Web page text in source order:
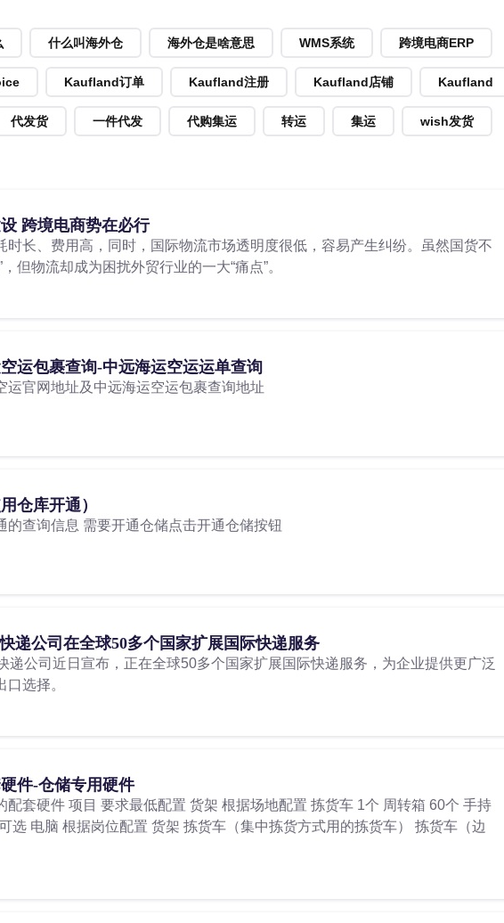
什么叫海外仓 海外仓是啥意思 WMS系统 跨境电商ERP
Kaufland订单 Kaufland注册 Kaufland店铺 Kaufland
代发货 一件代发 代购集运 转运 集运 wish发货
跨境电商势在必行
时长、费用高，同时，国际物流市场透明度很低，容易产生纠纷。虽然国货不
，但物流却成为困扰外贸行业的一大“痛点”。
运包裹查询-中远海运空运运单查询
运官网地址及中远海运空运包裹查询地址
仓库开通）
的查询信息 需要开通仓储点击开通仓储按钮
递公司在全球50多个国家扩展国际快递服务
递公司近日宣布，正在全球50多个国家扩展国际快递服务，为企业提供更广泛
口选择。
件-仓储专用硬件
配套硬件 项目 要求最低配置 货架 根据场地配置 拣货车 1个 周转箱 60个 手持
选 电脑 根据岗位配置 货架 拣货车（集中拣货方式用的拣货车） 拣货车（边